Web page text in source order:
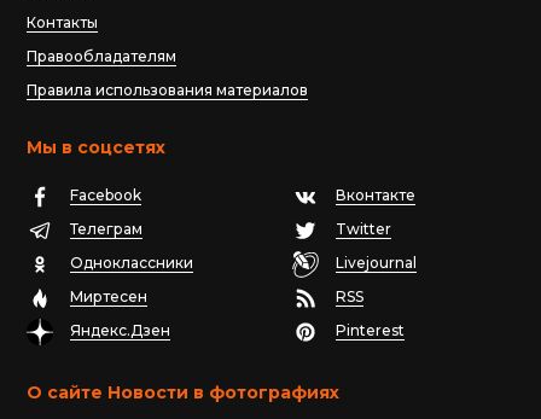
Контакты
Правообладателям
Правила использования материалов
Мы в соцсетях
Facebook
Вконтакте
Телеграм
Twitter
Одноклассники
Livejournal
Миртесен
RSS
Яндекс.Дзен
Pinterest
О сайте Новости в фотографиях